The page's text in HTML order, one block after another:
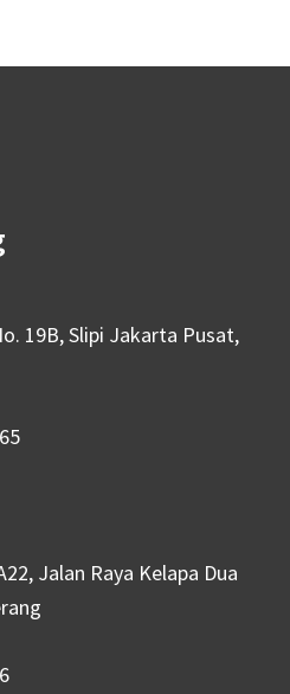
19B, Slipi Jakarta Pusat,
Jalan Raya Kelapa Dua